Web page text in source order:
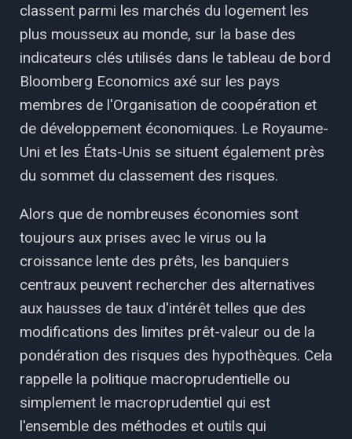
classent parmi les marchés du logement les
plus mousseux au monde, sur la base des
indicateurs clés utilisés dans le tableau de bord
Bloomberg Economics axé sur les pays
membres de l'Organisation de coopération et
de développement économiques. Le Royaume-
Uni et les États-Unis se situent également près
du sommet du classement des risques.
Alors que de nombreuses économies sont
toujours aux prises avec le virus ou la
croissance lente des prêts, les banquiers
centraux peuvent rechercher des alternatives
aux hausses de taux d'intérêt telles que des
modifications des limites prêt-valeur ou de la
pondération des risques des hypothèques. Cela
rappelle la politique macroprudentielle ou
simplement le macroprudentiel qui est
l'ensemble des méthodes et outils qui